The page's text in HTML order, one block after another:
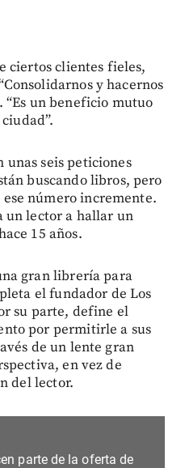
ciertos clientes fieles,
y hacernos
“Es un beneficio mutuo
unas seis peticiones
buscando libros, pero
ese número incremente.
un lector a hallar un
15 años.
gran librería para
el fundador de Los
su parte, define el
por permitirle a sus
de un lente gran
en vez de
del lector.
parte de la oferta de